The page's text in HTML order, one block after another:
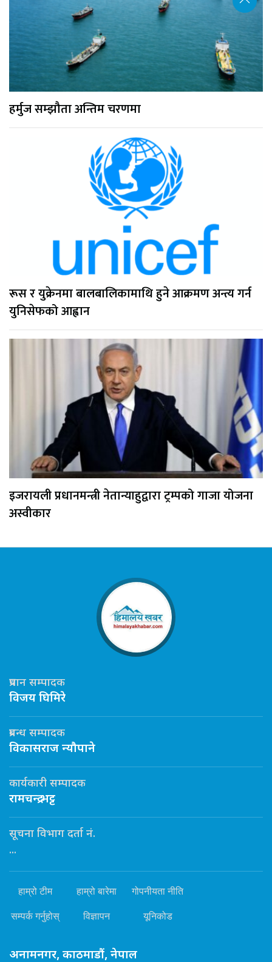
हर्मुज सम्झौता अन्तिम चरणमा
रूस र युक्रेनमा बालबालिकामाथि हुने आक्रमण अन्त्य गर्न
युनिसेफको आह्वान
इजरायली प्रधानमन्त्री नेतान्याहुद्वारा ट्रम्पको गाजा योजना
अस्वीकार
प्रधान सम्पादक
विजय घिमिरे
प्रबन्ध सम्पादक
विकासराज न्यौपाने
कार्यकारी सम्पादक
रामचन्द्र भट्ट
सूचना विभाग दर्ता नं.
...
हाम्रो टीम हाम्रो बारेमा गोपनीयता नीति
सम्पर्क गर्नुहोस् विज्ञापन यूनिकोड
अनामनगर, काठमाडौं, नेपाल